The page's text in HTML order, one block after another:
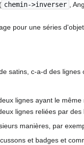
chemin->inverser
,
pour une séries
satins, c-a-d des
lignes ayant le
lignes reliées par
manières, par
et badges et